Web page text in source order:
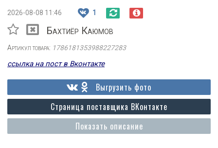
2026-08-08 11:46 1
Бахтиёр Каюмов
Артикул товара: 1786181353988227283
ссылка на пост в Вконтакте
Показать описание
Страница поставщика ВКонтакте
Выгрузить фото